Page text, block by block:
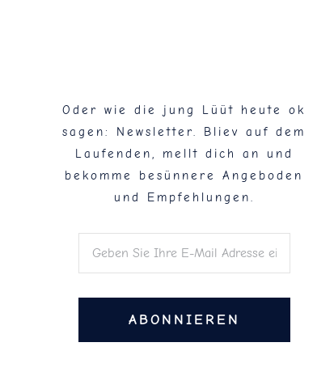
Oder wie die jung Lüüt heute ok
sagen: Newsletter. Bliev auf dem
Laufenden, mellt dich an und
bekomme besünnere Angeboden
und Empfehlungen.
ABONNIEREN